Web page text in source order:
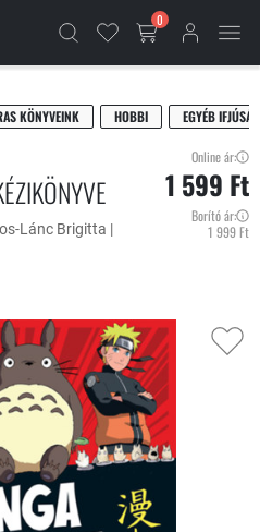
0
KÖNYVEINK HOBBI EGYÉB
Lánc Brigitta |
Online ár:
1 599 Ft
Borító ár:
1 999 Ft